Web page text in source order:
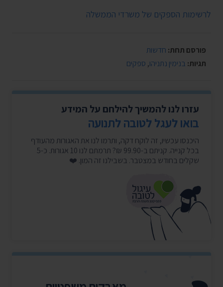
לרשימות הספקים של משרדי הממשלה
פורסם תחת: חדשות
תגיות: בנימין נתניהו, ספקים
עזרו לנו להמשיך להילחם על המידע
בואו לעגל לטובה לתנועה
היכנסו עכשיו, זה לוקח דקה, ותרמו לנו את האגורות מהעודף
בכל קנייה. קניתם ב-99.90 ₪? תרמתם לנו 10 אגורות. כ-5
שקלים בחודש במצטבר. בשבילנו זה המון. ❤️